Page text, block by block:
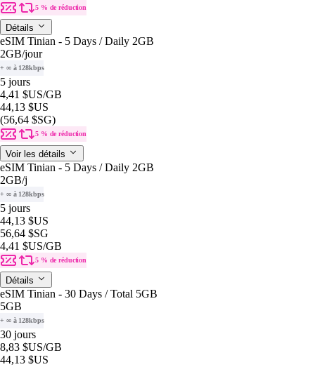
5 % de réduction
Détails
eSIM Tinian - 5 Days / Daily 2GB
2GB/jour
+ ∞ à 128kbps
5 jours
4,41 $US/GB
44,13 $US
(56,64 $SG)
5 % de réduction
Voir les détails
eSIM Tinian - 5 Days / Daily 2GB
2GB/j
+ ∞ à 128kbps
5 jours
44,13 $US
56,64 $SG
4,41 $US/GB
5 % de réduction
Détails
eSIM Tinian - 30 Days / Total 5GB
5GB
+ ∞ à 128kbps
30 jours
8,83 $US/GB
44,13 $US